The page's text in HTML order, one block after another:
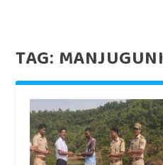
TAG: MANJUGUNI